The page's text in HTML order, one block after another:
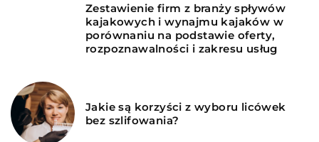
Zestawienie firm z branży spływów
kajakowych i wynajmu kajaków w
porównaniu na podstawie oferty,
rozpoznawalności i zakresu usług
Jakie są korzyści z wyboru licówek
bez szlifowania?